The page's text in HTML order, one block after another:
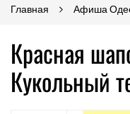
Главная Афиша
Красная
Кукольный